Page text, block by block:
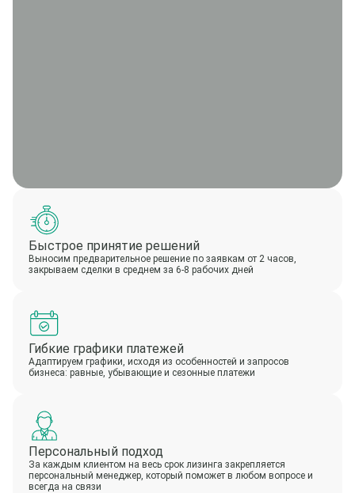
Быстрое принятие решений
Выносим предварительное решение по заявкам от 2 часов,
закрываем сделки в среднем за 6-8 рабочих дней
Гибкие графики платежей
Адаптируем графики, исходя из особенностей и запросов
бизнеса: равные, убывающие и сезонные платежи
Персональный подход
За каждым клиентом на весь срок лизинга закрепляется
персональный менеджер, который поможет в любом вопросе и
всегда на связи